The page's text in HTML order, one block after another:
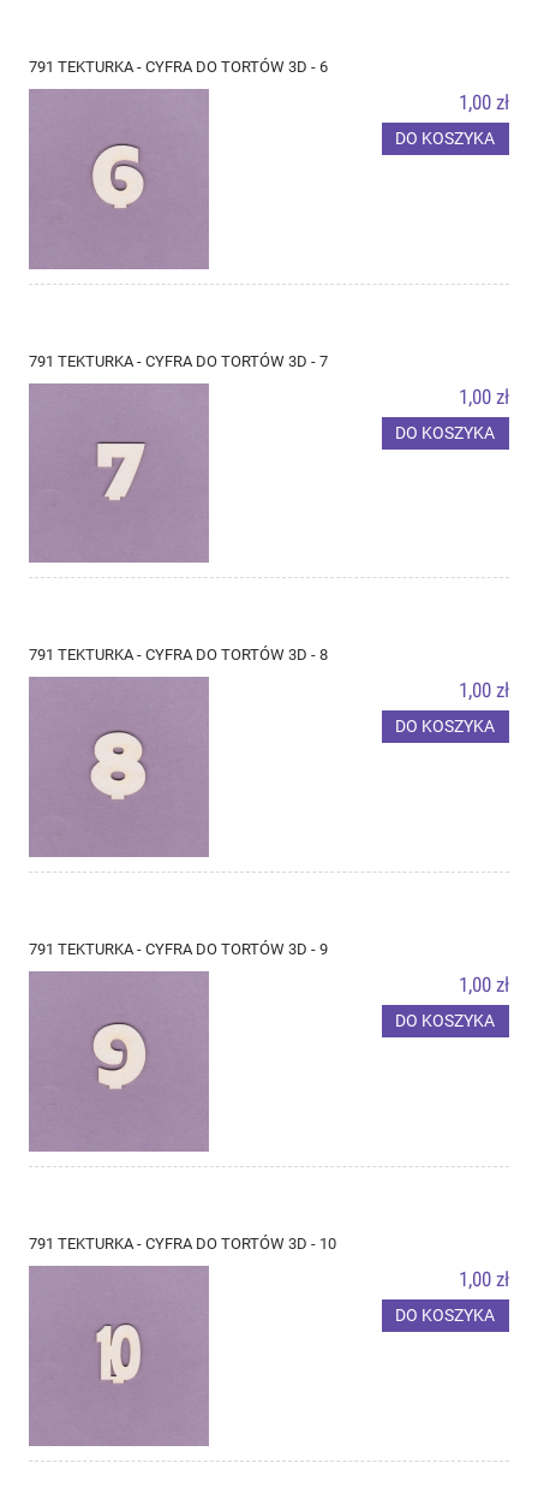
791 TEKTURKA - CYFRA DO TORTÓW 3D - 6
1,00 zł
DO KOSZYKA
791 TEKTURKA - CYFRA DO TORTÓW 3D - 7
1,00 zł
DO KOSZYKA
791 TEKTURKA - CYFRA DO TORTÓW 3D - 8
1,00 zł
DO KOSZYKA
791 TEKTURKA - CYFRA DO TORTÓW 3D - 9
1,00 zł
DO KOSZYKA
791 TEKTURKA - CYFRA DO TORTÓW 3D - 10
1,00 zł
DO KOSZYKA